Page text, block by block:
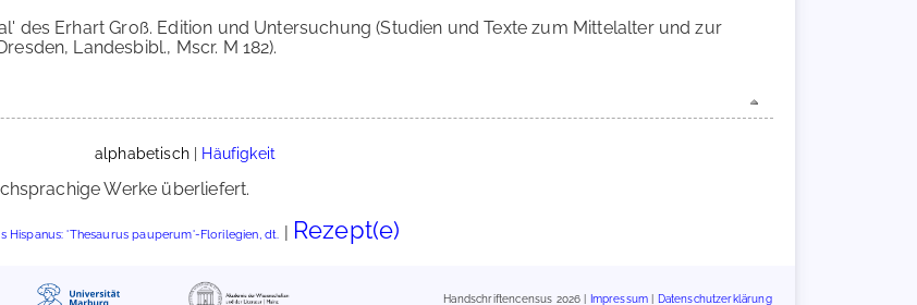
des Erhart Groß. Edition und Untersuchung (Studien und Texte zum Mittelalter und zur
Landesbibl., Mscr. M 182).
alphabetisch| Häufigkeit
Werke überliefert.
Hispanus: 'Thesaurus pauperum'-Florilegien, dt. | Rezept(e)
Handschriftencensus 2026 | Impressum Datenschutzerklärung